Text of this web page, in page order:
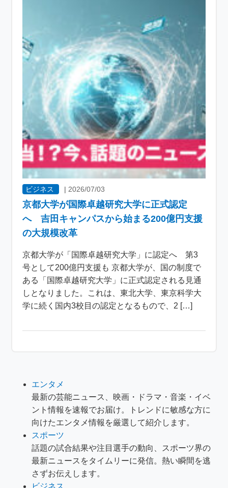
ビジネス | 2026/07/03
京都大学が国際卓越研究大学に正式認定
へ 吉田キャンパスから始まる200億円支援
の大規模改革
京都大学が「国際卓越研究大学」に認定へ 第3
号として200億円支援も 京都大学が、国の制度で
ある「国際卓越研究大学」に正式認定される見通
しとなりました。これは、東北大学、東京科学大
学に続く国内3校目の認定となるもので、2 […]
エンタメ
最新の芸能ニュース、映画・ドラマ・音楽・イベ
ント情報を速報でお届け。トレンドに敏感な方に
向けたエンタメ情報を厳選して紹介します。
スポーツ
話題の試合結果や注目選手の動向、スポーツ界の
最新ニュースをタイムリーに発信。熱い瞬間を逃
さずお伝えします。
ビジネス